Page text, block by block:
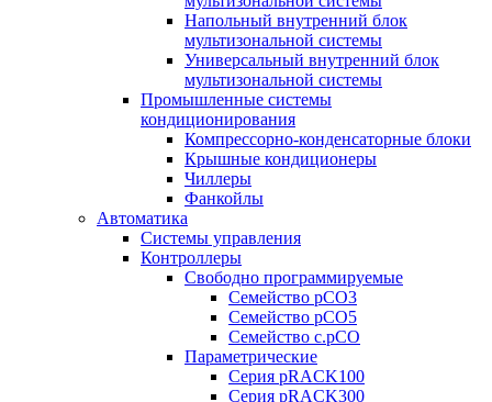
Напольный внутренний блок
мультизональной системы
Универсальный внутренний блок
мультизональной системы
Промышленные системы
кондиционирования
Компрессорно-конденсаторные блоки
Крышные кондиционеры
Чиллеры
Фанкойлы
Автоматика
Системы управления
Контроллеры
Свободно программируемые
Семейство pCO3
Семейство pCO5
Семейство c.pCO
Параметрические
Серия pRACK100
Серия pRACK300